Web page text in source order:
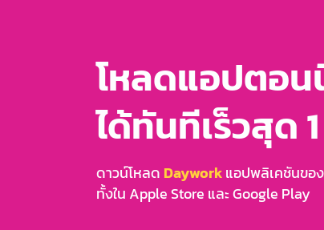
โหลดแอปตอน
ได้ทันทีเร็วสุด
ดาวน์โหลด Dayworkแอปพลิเคชันขอ
ทั้งใน Apple Store และ Google Play